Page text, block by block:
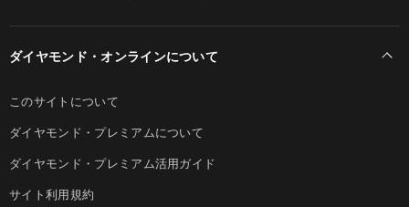
ダイヤモンド・オンラインについて
このサイトについて
ダイヤモンド・プレミアムについて
ダイヤモンド・プレミアム活用ガイド
サイト利用規約